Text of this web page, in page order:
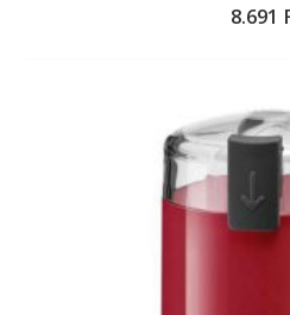
8.691